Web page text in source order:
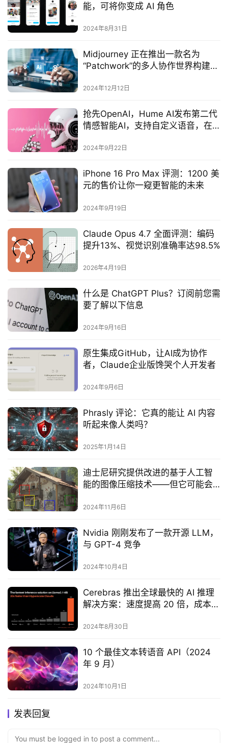
能，可将你变成 AI 角色
2024年8月31日
Midjourney 正在推出一款名为
“Patchwork”的多人协作世界构建工
2024年12月12日
抢先OpenAI，Hume AI发布第二代
情感智能AI，支持自定义语音，在
2024年9月22日
iPhone 16 Pro Max 评测：1200 美
元的售价让你一窥更智能的未来
2024年9月19日
Claude Opus 4.7 全面评测：编码
提升13%、视觉识别准确率达98.5%
2026年4月19日
什么是 ChatGPT Plus？订阅前您需
要了解以下信息
2024年9月16日
原生集成GitHub，让AI成为协作
者，Claude企业版馋哭个人开发者
2024年9月6日
Phrasly 评论：它真的能让 AI 内容
听起来像人类吗？
2025年1月14日
迪士尼研究提供改进的基于人工智
能的图像压缩技术——但它可能会
2024年11月6日
Nvidia 刚刚发布了一款开源 LLM，
与 GPT-4 竞争
2024年10月4日
Cerebras 推出全球最快的 AI 推理
解决方案：速度提高 20 倍，成本却
2024年8月30日
10 个最佳文本转语音 API（2024
年 9 月）
2024年10月1日
发表回复
You must be logged in to post a comment...